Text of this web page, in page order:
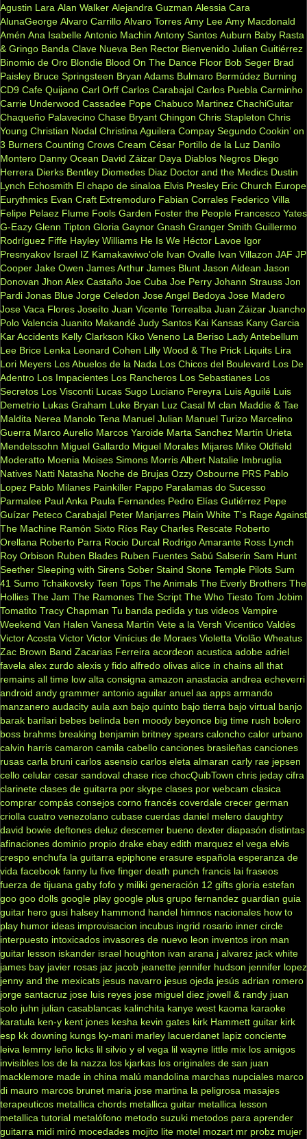
Agustin Lara Alan Walker Alejandra Guzman Alessia Cara
AlunaGeorge Alvaro Carrillo Alvaro Torres Amy Lee Amy Macdonald
Amén Ana Isabelle Antonio Machin Antony Santos Auburn Baby Rasta
& Gringo Banda Clave Nueva Ben Rector Bienvenido Julian Guitiérrez
Binomio de Oro Blondie Blood On The Dance Floor Bob Seger Brad
Paisley Bruce Springsteen Bryan Adams Bulmaro Bermúdez Burning
CD9 Cafe Quijano Carl Orff Carlos Carabajal Carlos Puebla Carminho
Carrie Underwood Cassadee Pope Chabuco Martinez ChachiGuitar
Chaqueño Palavecino Chase Bryant Chingon Chris Stapleton Chris
Young Christian Nodal Christina Aguilera Compay Segundo Cookin’ on
3 Burners Counting Crows Cream César Portillo de la Luz Danilo
Montero Danny Ocean David Záizar Daya Diablos Negros Diego
Herrera Dierks Bentley Diomedes Diaz Doctor and the Medics Dustin
Lynch Echosmith El chapo de sinaloa Elvis Presley Eric Church Europe
Eurythmics Evan Craft Extremoduro Fabian Corrales Federico Villa
Felipe Pelaez Flume Fools Garden Foster the People Francesco Yates
G-Eazy Glenn Tipton Gloria Gaynor Gnash Granger Smith Guillermo
Rodríguez Fiffe Hayley Williams He Is We Héctor Lavoe Igor
Presnyakov Israel IZ Kamakawiwo'ole Ivan Ovalle Ivan Villazon JAF JP
Cooper Jake Owen James Arthur James Blunt Jason Aldean Jason
Donovan Jhon Alex Castaño Joe Cuba Joe Perry Johann Strauss Jon
Pardi Jonas Blue Jorge Celedon Jose Angel Bedoya Jose Madero
Jose Vaca Flores Joseíto Juan Vicente Torrealba Juan Záizar Juancho
Polo Valencia Juanito Makandé Judy Santos Kai Kansas Kany Garcia
Kar Accidents Kelly Clarkson Kiko Veneno La Beriso Lady Antebellum
Lee Brice Lenka Leonard Cohen Lilly Wood & The Prick Liquits Lira
Lori Meyers Los Abuelos de la Nada Los Chicos del Boulevard Los De
Adentro Los Impacientes Los Rancheros Los Sebastianes Los
Secretos Los Visconti Lucas Sugo Luciano Pereyra Luis Aguilé Luis
Demetrio Lukas Graham Luke Bryan Luz Casal M clan Maddie & Tae
Maldita Nerea Manolo Tena Manuel Julian Manuel Turizo Marcelino
Guerra Marco Aurelio Marcos Yaroide Marta Sanchez Martín Urieta
Mendelssohn Miguel Gallardo Miguel Morales Mijares Mike Oldfield
Moderatto Moenia Moises Simons Morris Albert Natalie Imbruglia
Natives Natti Natasha Noche de Brujas Ozzy Osbourne PRS Pablo
Lopez Pablo Milanes Painkiller Pappo Paralamas do Sucesso
Parmalee Paul Anka Paula Fernandes Pedro Elías Gutiérrez Pepe
Guízar Peteco Carabajal Peter Manjarres Plain White T's Rage Against
The Machine Ramón Sixto Ríos Ray Charles Rescate Roberto
Orellana Roberto Parra Rocio Durcal Rodrigo Amarante Ross Lynch
Roy Orbison Ruben Blades Ruben Fuentes Sabú Salserin Sam Hunt
Seether Sleeping with Sirens Sober Staind Stone Temple Pilots Sum
41 Sumo Tchaikovsky Teen Tops The Animals The Everly Brothers The
Hollies The Jam The Ramones The Script The Who Tiesto Tom Jobim
Tomatito Tracy Chapman Tu banda pedida y tus videos Vampire
Weekend Van Halen Vanesa Martín Vete a la Versh Vicentico Valdés
Victor Acosta Victor Victor Vinícius de Moraes Violetta Violão Wheatus
Zac Brown Band Zacarias Ferreira acordeon acustica adobe adriel
favela alex zurdo alexis y fido alfredo olivas alice in chains all that
remains all time low alta consigna amazon anastacia andrea echeverri
android andy grammer antonio aguilar anuel aa apps armando
manzanero audacity aula axn bajo quinto bajo tierra bajo virtual banjo
barak barilari bebes belinda ben moody beyonce big time rush bolero
boss brahms breaking benjamin britney spears caloncho calor urbano
calvin harris camaron camila cabello canciones brasileñas canciones
rusas carla bruni carlos asensio carlos eleta almaran carly rae jepsen
cello celular cesar sandoval chase rice chocQuibTown chris jeday cifra
clarinete clases de guitarra por skype clases por webcam clasica
comprar compás consejos corno francés coverdale crecer german
criolla cuatro venezolano cubase cuerdas daniel melero daughtry
david bowie deftones deluz descemer bueno dexter diapasón distintas
afinaciones dominio propio drake ebay edith marquez el vega elvis
crespo enchufa la guitarra epiphone erasure española esperanza de
vida facebook fanny lu five finger death punch francis lai fraseos
fuerza de tijuana gaby fofo y miliki generación 12 gifts gloria estefan
goo goo dolls google play google plus grupo fernandez guardian guia
guitar hero gusi halsey hammond handel himnos nacionales how to
play humor ideas improvisacion incubus ingrid rosario inner circle
interpuesto intoxicados invasores de nuevo leon inventos iron man
guitar lesson iskander israel houghton ivan arana j alvarez jack white
james bay javier rosas jaz jacob jeanette jennifer hudson jennifer lopez
jenny and the mexicats jesus navarro jesus ojeda jesús adrian romero
jorge santacruz jose luis reyes jose miguel diez jowell & randy juan
solo juhn julian casablancas kalinchita kanye west kaoma karaoke
karatula ken-y kent jones kesha kevin gates kirk Hammett guitar kirk
esp kk downing kungs ky-mani marley lacuerdanet lapiz conciente
leiva lemmy leño licks lil silvio y el vega lil wayne little mix los amigos
invisibles los de la nazza los kjarkas los originales de san juan
macklemore made in china malú mandolina marchas nupciales marco
di mauro marcos brunet maria jose martina la peligrosa masajes
terapeuticos metallica chords metallica guitar metallica lesson
metallica tutorial metalófono metodo suzuki metodos para aprender
guitarra midi miró mocedades mojito lite motel mozart mr probz mujer